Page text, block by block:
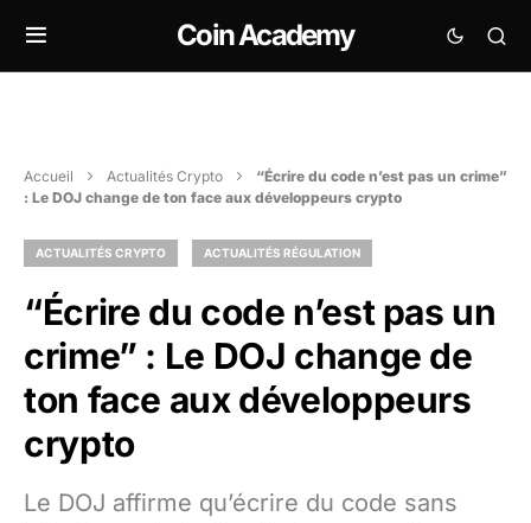
Coin Academy
Accueil Actualités Crypto
“Écrire du code n’est pas un crime”
: Le DOJ change de ton face aux développeurs crypto
ACTUALITÉS CRYPTO ACTUALITÉS RÉGULATION
“Écrire du code n’est pas un
crime” : Le DOJ change de
ton face aux développeurs
crypto
Le DOJ affirme qu’écrire du code sans